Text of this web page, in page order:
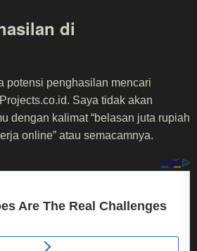
di
potensi penghasilan mencari
Saya tidak akan
dengan kalimat “belasan juta rupiah
online” atau semacamnya.